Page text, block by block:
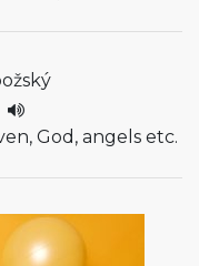
God, angels etc.